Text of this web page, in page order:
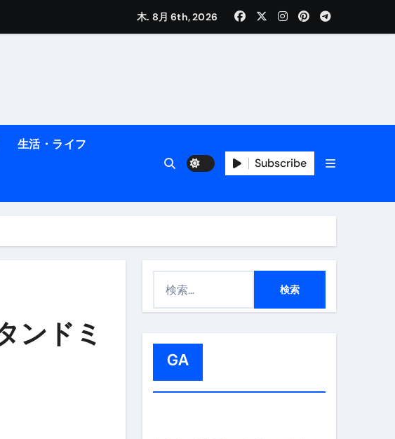
わかりやすく解説
習慣 | レシピ付き | ダイエット中の食事
説
ムームードメイン】
木. 8月 6th, 2026
生活・ライフ
Subscribe
ンドミ
GA